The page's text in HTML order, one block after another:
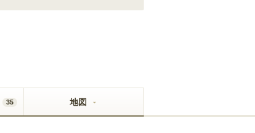
35 地図